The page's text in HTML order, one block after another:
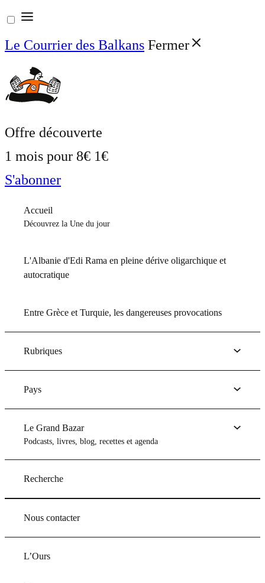
Aller
au
contenu
Le Courrier des Balkans Fermer
Offre découverte
1 mois pour 8€ 1€
S'abonner
Accueil
Découvrez la Une du jour
L'Albanie d'Edi Rama en pleine dérive oligarchique et
autocratique
Entre Grèce et Turquie, les dangereuses provocations
Rubriques
Pays
Le Grand Bazar
Podcasts, livres, blog, recettes et agenda
Recherche
Nous contacter
L’Ours